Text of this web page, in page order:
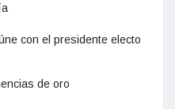
con el presidente electo
de oro